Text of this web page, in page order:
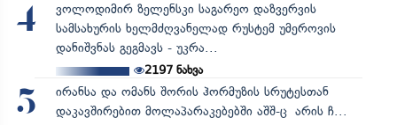
4
ვოლოდიმირ ზელენსკი საგარეო დაზვერვის
სამსახურის ხელმძღვანელად რუსტემ უმეროვის
დანიშვნას გეგმავს - უკრა...
2197ნახვა
5
ირანსა და ომანს შორის ჰორმუზის სრუტესთან
დაკავშირებით მოლაპარაკებებში აშშ-ც არის ჩ...